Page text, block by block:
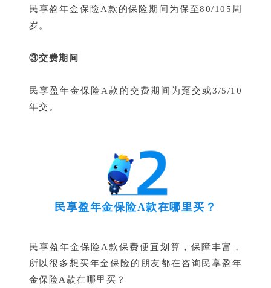
民享盈年金保险A款的保险期间为保至80/105周
岁。
③交费期间
民享盈年金保险A款的交费期间为趸交或3/5/10
年交 。
民享盈年金保险A款在哪里买？
民享盈年金保险A款保费便宜划算，保障丰富，
所以很多想买年金保险的朋友都在咨询民享盈年
金保险A款在哪里买？